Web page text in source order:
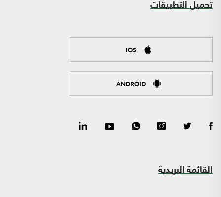
تحميل التطبيقات
IOS
ANDROID
القائمة البريدية